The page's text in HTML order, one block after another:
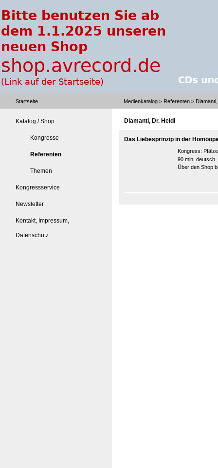
Startseite Medienkatalog > Referenten >
Katalog / Shop
Kongresse
Referenten
Themen
Kongressservice
Newsletter
Kontakt, Impressum,
Datenschutz
Diamanti, Dr. Heidi
Das Liebesprinzip in der
Kongress:
90 min, deutsch
Über den Shop